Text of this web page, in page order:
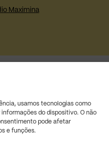
usamos tecnologias como
do dispositivo. O não
pode afetar
e funções.
Maximina